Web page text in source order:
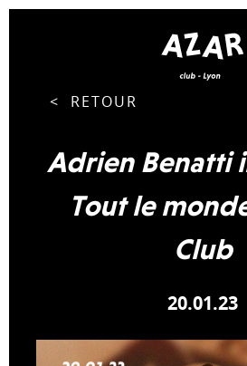
< RETOUR
Adrien Benatti
Tout le
Club
20.01.23